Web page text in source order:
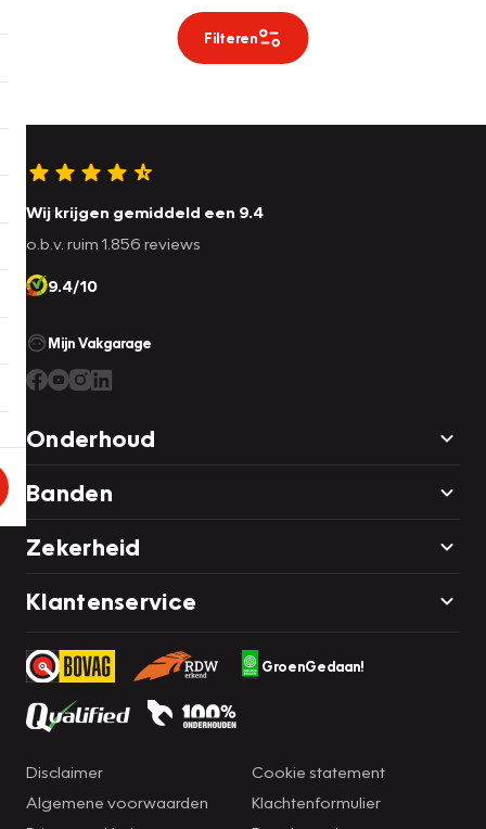
Filteren
Wij krijgen gemiddeld een 9.4
o.b.v. ruim 1.856 reviews
9.4/10
Mijn Vakgarage
Onderhoud
Banden
Zekerheid
Klantenservice
GroenGedaan!
Disclaimer
Algemene voorwaarden
Cookie statement
Klachtenformulier